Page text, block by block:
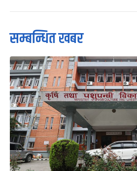
सम्बन्धित खबर